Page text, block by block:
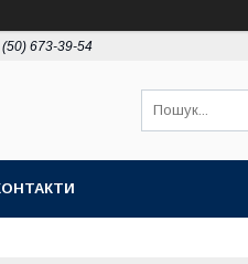
673-39-54